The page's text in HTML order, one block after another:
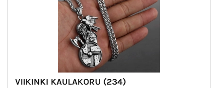
VIIKINKI KAULAKORU (234)